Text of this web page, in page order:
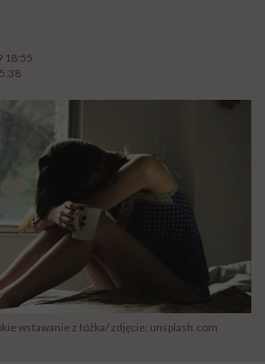
18:55
wstawanie z łóżka/ zdjęcie: unsplash.com